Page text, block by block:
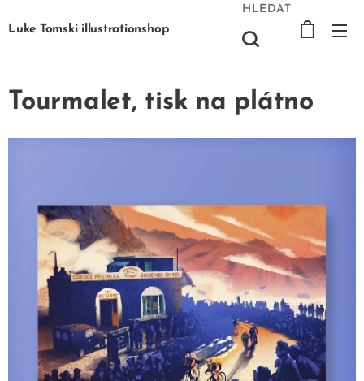
Luke Tomski illustrationshop
HLEDAT
Tourmalet, tisk na plátno